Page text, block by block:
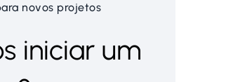
novos projetos
iniciar um